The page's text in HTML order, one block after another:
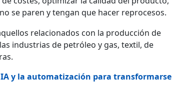
se paren y tengan que hacer reprocesos.
relacionados con la producción de
industrias de petróleo y gas, textil, de
y la automatización para transformarse